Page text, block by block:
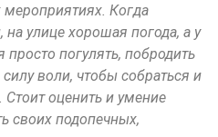
мероприятиях. Когда
улице хорошая погода, а у
просто погулять, побродить
воли, чтобы собраться и
оценить и умение
своих подопечных,